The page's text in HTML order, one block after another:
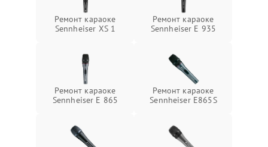
Ремонт караоке
Sennheiser XS 1
Ремонт караоке
Sennheiser E 935
Ремонт караоке
Sennheiser E 865
Ремонт караоке
Sennheiser E865S